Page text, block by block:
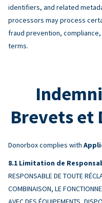
identifiers, and related
processors may process
fraud prevention,
terms.
Brevets et
Donorbox complies with
Limitation de
RESPONSABLE DE TOUTE
COMBINAISON, LE